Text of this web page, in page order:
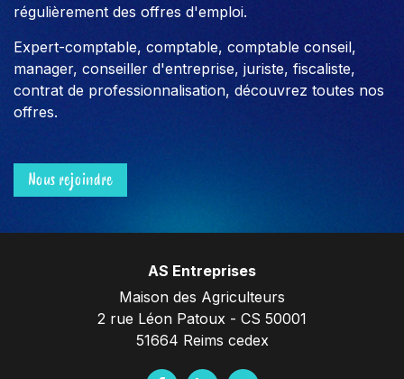
régulièrement des offres d'emploi.
Expert-comptable, comptable, comptable conseil,
manager, conseiller d'entreprise, juriste, fiscaliste,
contrat de professionnalisation, découvrez toutes nos
offres.
Nous rejoindre
AS Entreprises
Maison des Agriculteurs
2 rue Léon Patoux - CS 50001
51664 Reims cedex